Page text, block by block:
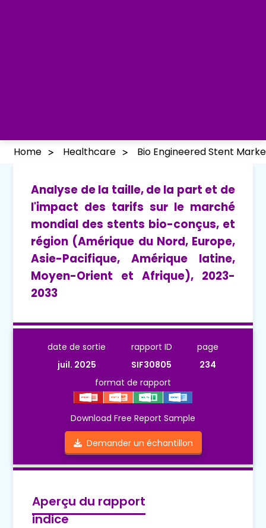
Home Healthcare Bio Engineered Stent
Analyse de la taille, de la part et de
l'impact des tarifs sur le marché
mondial des stents bio-conçus, et
région (Amérique du Nord, Europe,
Asie-Pacifique, Amérique latine,
Moyen-Orient et Afrique), 2023-
2033
date de sortie
juil. 2025
rapport ID
SIF30805
page
234
format de rapport
Download Free Report Sample
Demander un échantillon
Aperçu du rapport
indice